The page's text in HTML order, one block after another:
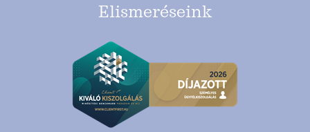
Elismeréseink